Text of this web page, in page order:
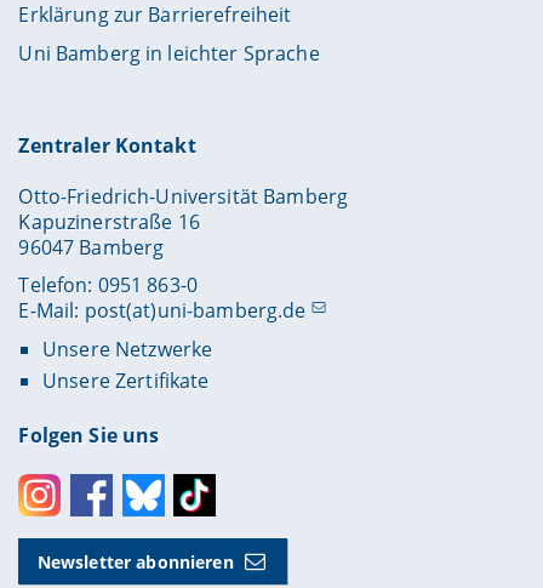
Erklärung zur Barrierefreiheit
Uni Bamberg in leichter Sprache
Zentraler Kontakt
Otto-Friedrich-Universität Bamberg
Kapuzinerstraße 16
96047 Bamberg
Telefon: 0951 863-0
E-Mail: post(at)uni-bamberg.de
Unsere Netzwerke
Unsere Zertifikate
Folgen Sie uns
InstagramFacebookBlueskyToktok
Newsletter abonnieren